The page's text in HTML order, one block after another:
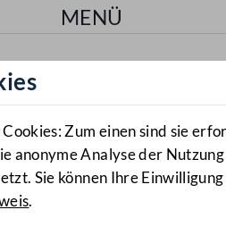
Navigationsmenü
MENÜ
Zum einen sind sie
anonyme Analyse der
Sie können Ihre
.